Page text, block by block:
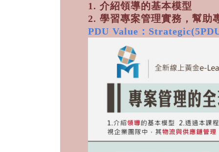
1. 介紹領導的基本模型
2. 學習專案管理實務，幫助
PDU Value：